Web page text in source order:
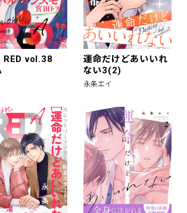
vol.38
運命だけどあいいれ
ない3(2)
永条エイ